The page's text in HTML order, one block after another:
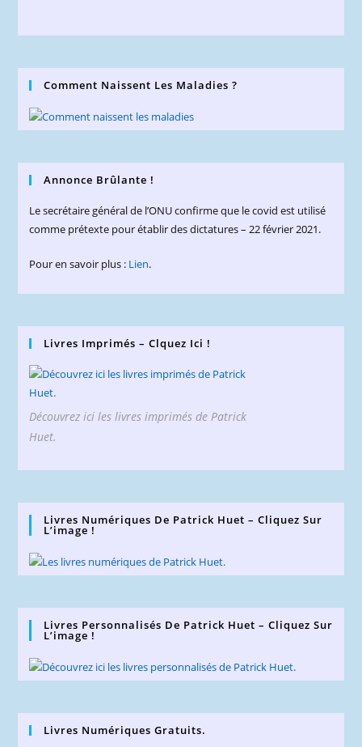
Comment Naissent Les Maladies ?
Annonce Brûlante !
Le secrétaire général de l’ONU confirme que le covid est utilisé
comme prétexte pour établir des dictatures – 22 février 2021.
Pour en savoir plus : Lien.
Livres Imprimés – Clquez Ici !
Découvrez ici les livres imprimés de Patrick
Huet.
Livres Numériques De Patrick Huet – Cliquez Sur
L’image !
Livres Personnalisés De Patrick Huet – Cliquez Sur
L’image !
Livres Numériques Gratuits.